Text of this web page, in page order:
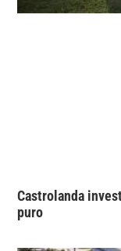
Castrolanda
puro